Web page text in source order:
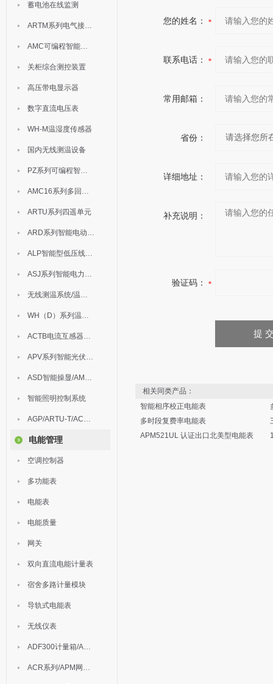
蓄电池在线监测
ARTM系列电气接点测温装置
AMC可编程智能电测表
关柜综合测控装置
高压带电显示器
数字直流电压表
WH-M温湿度传感器
国内无线测温设备
PZ系列可编程智能表
AMC16系列多回路监控装置
ARTU系列四遥单元
ARD系列智能电动机保护器
ALP智能型低压线路保护装置
ASJ系列智能电力继电器
无线测温系统/温度巡检
WH（D）系列温湿度控制器
ACTB电流互感器过电压保护器
APV系列智能光伏汇流箱
ASD智能操显/AM中压保护
智能照明控制系统
AGP/ARTU-T/ACM/ADDC
电能管理
空调控制器
多功能表
电能表
电能质量
网关
双向直流电能计量表
宿舍多路计量模块
导轨式电能表
无线仪表
ADF300计量箱/AEW无线计量
ACR系列/APM网络电力仪表
您的姓名：
联系电话：
常用邮箱：
省份：
详细地址：
补充说明：
验证码：
相关同类产品：
智能相序校正电能表
多时段复费率电能表
APM521UL 认证出口北美型电能表